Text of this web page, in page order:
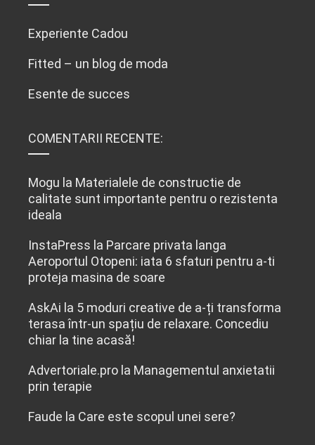
Experiente Cadou
Fitted – un blog de moda
Esente de succes
COMENTARII RECENTE:
Mogu la Materialele de constructie de
calitate sunt importante pentru o rezistenta
ideala
InstaPress la Parcare privata langa
Aeroportul Otopeni: iata 6 sfaturi pentru a-ti
proteja masina de soare
AskAi la 5 moduri creative de a-ți transforma
terasa într-un spațiu de relaxare. Concediu
chiar la tine acasă!
Advertoriale.pro la Managementul anxietatii
prin terapie
Faude la Care este scopul unei sere?